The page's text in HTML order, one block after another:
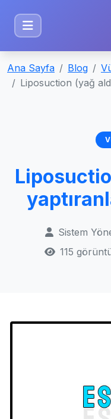
Ana Sayfa Blog
Liposuction (yağ
Sistem
115